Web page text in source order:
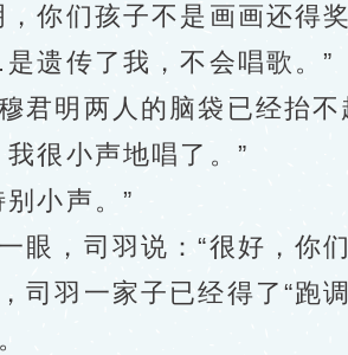
们孩子不是画画还得奖
传了我，不会唱歌。”
明两人的脑袋已经抬不
很小声地唱了。”
小声。”
，司羽说：“很好，你们
羽一家子已经得了“跑调